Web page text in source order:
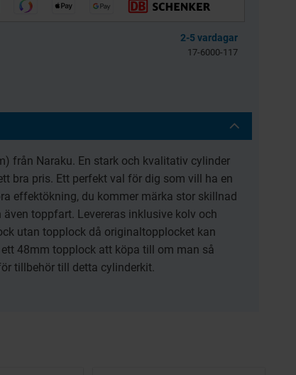
Bensinfilter rund
transparent 6mm
Universal
2-5 vardagar
17-6000-117
från Naraku. En stark och kvalitativ cylinder
bra pris. Ett perfekt val för dig som vill ha en
effektökning, du kommer märka stor skillnad
toppfart. Levereras inklusive kolv och
utan topplock då originaltopplocket kan
48mm topplock att köpa till om man så
tillbehör till detta cylinderkit.